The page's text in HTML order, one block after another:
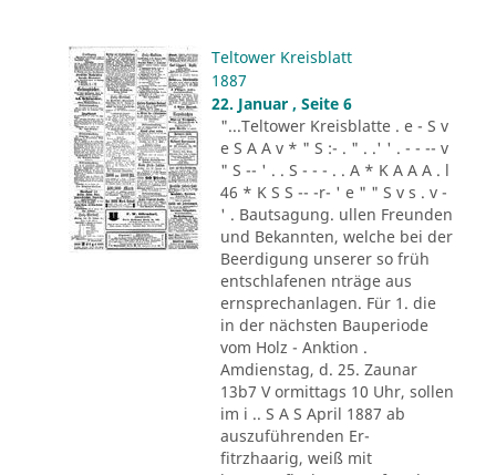
Teltower Kreisblatt
1887
22. Januar , Seite 6
"...Teltower Kreisblatte . e - S v
e S A A v * " S :- . " . .' ' . - - -- v
" S -- ' . . S - - - . . A * K A A A . l
46 * K S S -- -r- ' e " " S v s . v -
' . Bautsagung. ullen Freunden
und Bekannten, welche bei der
Beerdigung unserer so früh
entschlafenen nträge aus
ernsprechanlagen. Für 1. die
in der nächsten Bauperiode
vom Holz - Anktion .
Amdienstag, d. 25. Zaunar
13b7 V ormittags 10 Uhr, sollen
im i .. S A S April 1887 ab
auszuführenden Er-
fitrzhaarig, weiß mit